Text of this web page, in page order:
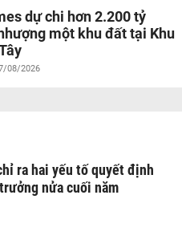
dự chi hơn 2.200 tỷ
một khu đất tại Khu
08/2026
ra hai yếu tố quyết định
nửa cuối năm